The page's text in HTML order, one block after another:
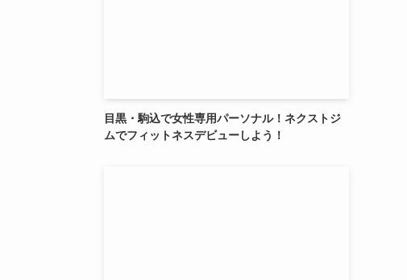
目黒・駒込で女性専用パーソナル！ネクストジ
ムでフィットネスデビューしよう！